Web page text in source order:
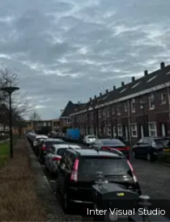
Inter Visual Studio